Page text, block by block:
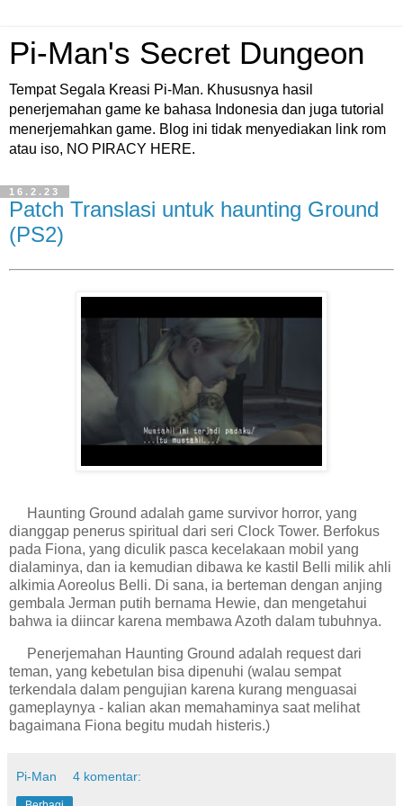
Pi-Man's Secret Dungeon
Tempat Segala Kreasi Pi-Man. Khususnya hasil
penerjemahan game ke bahasa Indonesia dan juga tutorial
menerjemahkan game. Blog ini tidak menyediakan link rom
atau iso, NO PIRACY HERE.
16.2.23
Patch Translasi untuk haunting Ground
(PS2)
Haunting Ground adalah game survivor horror, yang
dianggap penerus spiritual dari seri Clock Tower. Berfokus
pada Fiona, yang diculik pasca kecelakaan mobil yang
dialaminya, dan ia kemudian dibawa ke kastil Belli milik ahli
alkimia Aoreolus Belli. Di sana, ia berteman dengan anjing
gembala Jerman putih bernama Hewie, dan mengetahui
bahwa ia diincar karena membawa Azoth dalam tubuhnya.
Penerjemahan Haunting Ground adalah request dari
teman, yang kebetulan bisa dipenuhi (walau sempat
terkendala dalam pengujian karena kurang menguasai
gameplaynya - kalian akan memahaminya saat melihat
bagaimana Fiona begitu mudah histeris.)
Pi-Man 4 komentar: